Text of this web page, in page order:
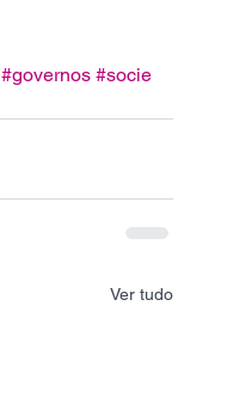
#governos #socie
Ver tudo